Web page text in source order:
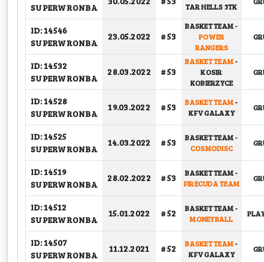
SUPERWRONBA
TAR HELLS 3TK
ID: 14546
SUPERWRONBA
23.05.2022 # 53
BASKET TEAM-
POWER
RANGERS
ID: 14532
SUPERWRONBA
28.03.2022 # 53
BASKET TEAM-
KOSIR
KOBIERZYCE
ID: 14528
SUPERWRONBA
19.03.2022 # 53 BASKET TEAM-
KFV GALAXY
ID: 14525
SUPERWRONBA
14.03.2022 # 53 BASKET TEAM-
COSMODISC
ID: 14519
SUPERWRONBA
28.02.2022 # 53 BASKET TEAM-
FIRECUDA TEAM
ID: 14512
SUPERWRONBA
15.01.2022 # 52 BASKET TEAM-
MONEYBALL
ID: 14507
SUPERWRONBA
11.12.2021 # 52 BASKET TEAM-
KFV GALAXY